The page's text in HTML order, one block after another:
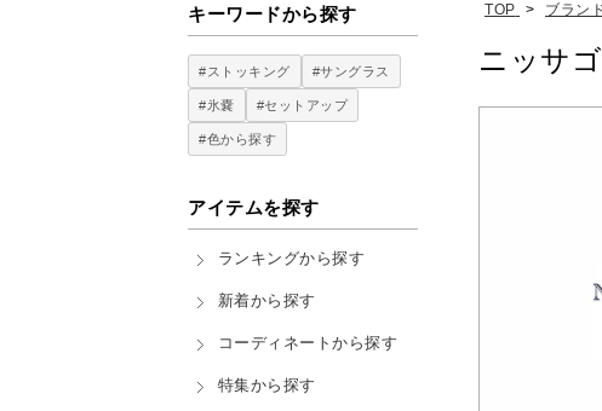
キーワードから探す
#ストッキング #サングラス
#氷嚢 #セットアップ
#色から探す
アイテムを探す
ランキングから探す
新着から探す
コーディネートから探す
特集から探す
TOP > ブラン
ニッサ